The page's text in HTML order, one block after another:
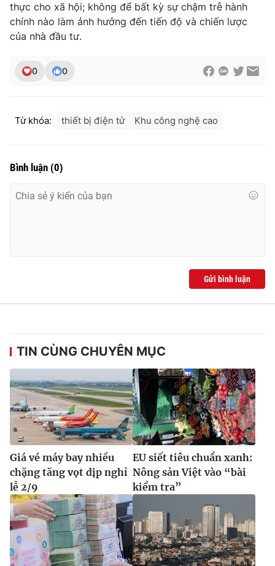
thực cho xã hội; không để bất kỳ sự chậm trễ hành
chính nào làm ảnh hưởng đến tiến độ và chiến lược
của nhà đầu tư.
0 0
Từ khóa: thiết bị điện tử Khu công nghệ cao
Bình luận (0)
Gửi bình luận
TIN CÙNG CHUYÊN MỤC
Giá vé máy bay nhiều
chặng tăng vọt dịp nghỉ
lễ 2/9
EU siết tiêu chuẩn xanh:
Nông sản Việt vào “bài
kiểm tra”